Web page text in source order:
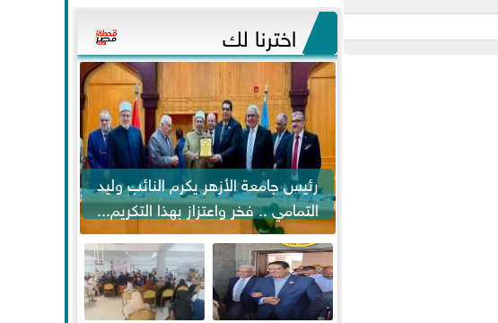
اخترنا لك
رئيس جامعة الأزهر يكرم النائب وليد
التمامي .. فخر واعتزاز بهذا التكريم...